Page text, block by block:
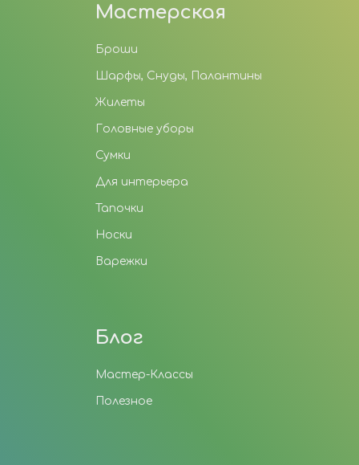
Мастерская
Броши
Шарфы, Снуды, Палантины
Жилеты
Головные уборы
Сумки
Для интерьера
Тапочки
Носки
Варежки
Блог
Мастер-Классы
Полезное